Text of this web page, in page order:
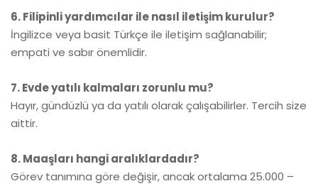
6. Filipinli yardımcılar ile nasıl iletişim kurulur?
İngilizce veya basit Türkçe ile iletişim sağlanabilir;
empati ve sabır önemlidir.
7. Evde yatılı kalmaları zorunlu mu?
Hayır, gündüzlü ya da yatılı olarak çalışabilirler. Tercih size
aittir.
8. Maaşları hangi aralıklardadır?
Görev tanımına göre değişir, ancak ortalama 25.000 –